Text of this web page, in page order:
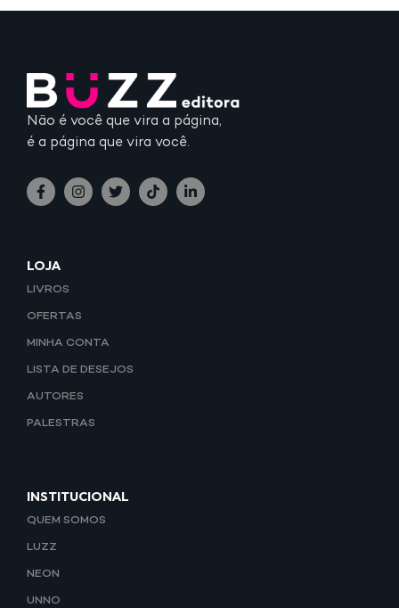
Não é você que vira a página,
é a página que vira você.
LOJA
LIVROS
OFERTAS
MINHA CONTA
LISTA DE DESEJOS
AUTORES
PALESTRAS
INSTITUCIONAL
QUEM SOMOS
LUZZ
NEON
UNNO